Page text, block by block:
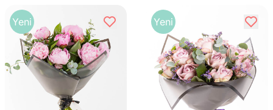
Yeni Yeni